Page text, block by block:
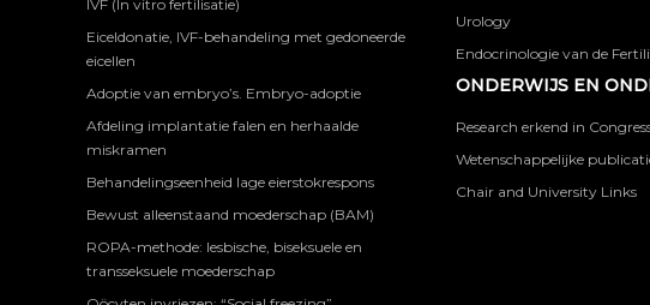
IVF (In vitro fertilisatie)
Eiceldonatie, IVF-behandeling met gedoneerde
eicellen
Adoptie van embryo’s. Embryo-adoptie
Afdeling implantatie falen en herhaalde
miskramen
Behandelingseenheid lage eierstokrespons
Bewust alleenstaand moederschap (BAM)
ROPA-methode: lesbische, biseksuele en
transseksuele moederschap
Urology
Endocrinologie van de
ONDERWIJS EN
Research erkend in
Wetenschappelijke
Chair and University Links